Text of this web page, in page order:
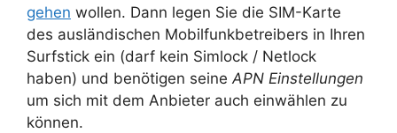
gehen wollen. Dann legen Sie die SIM-Karte
des ausländischen Mobilfunkbetreibers in Ihren
Surfstick ein (darf kein Simlock / Netlock
haben) und benötigen seine APN Einstellungen
um sich mit dem Anbieter auch einwählen zu
können.